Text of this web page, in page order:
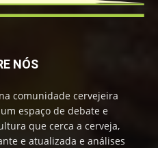
NÓS
comunidade cervejeira
espaço de debate e
que cerca a cerveja,
e atualizada e análises